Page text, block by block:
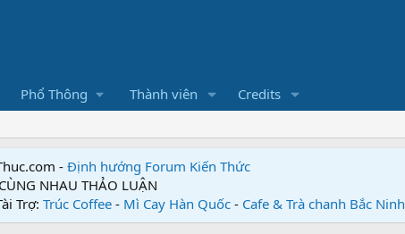
Phổ Thông Thành viên Credits
-Định hướng Forum Kiến Thức
NHAU THẢO LUẬN
Trợ: Trúc Coffee - Mì Cay Hàn Quốc - Cafe & Trà chanh Bắc Ninh